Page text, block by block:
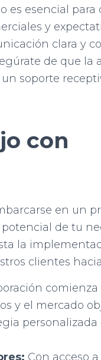
es esencial
y
clara y
de que la
soporte
con
en un
de tu
la
clientes
y el mercado
Con acceso